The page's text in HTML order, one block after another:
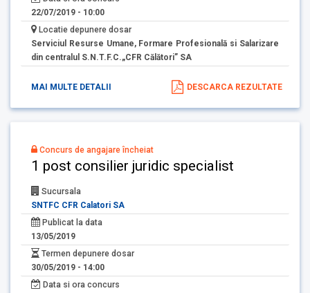
22/07/2019 - 10:00
Locatie depunere dosar
Serviciul Resurse Umane, Formare Profesională si Salarizare
din centralul S.N.T.F.C.„CFR Călători” SA
MAI MULTE DETALII DESCARCA REZULTATE
Concurs de angajare încheiat
1 post consilier juridic specialist
Sucursala
SNTFC CFR Calatori SA
Publicat la data
13/05/2019
Termen depunere dosar
30/05/2019 - 14:00
Data si ora concurs